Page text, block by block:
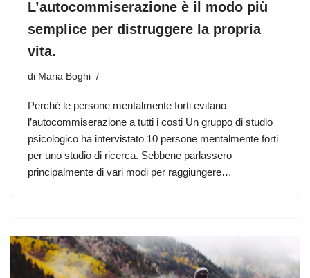
L’autocommiserazione è il modo più
semplice per distruggere la propria
vita.
di Maria Boghi
Perché le persone mentalmente forti evitano
l’autocommiserazione a tutti i costi Un gruppo di studio
psicologico ha intervistato 10 persone mentalmente forti
per uno studio di ricerca. Sebbene parlassero
principalmente di vari modi per raggiungere…